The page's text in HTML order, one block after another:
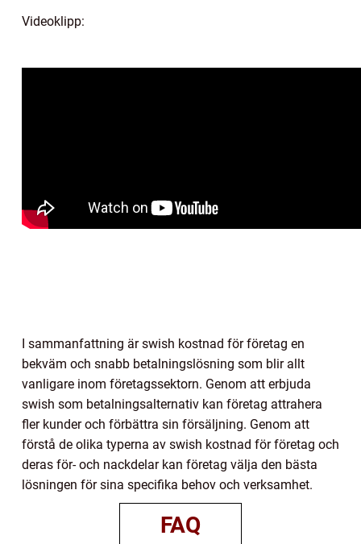
Videoklipp:
I sammanfattning är swish kostnad för företag en
bekväm och snabb betalningslösning som blir allt
vanligare inom företagssektorn. Genom att erbjuda
swish som betalningsalternativ kan företag attrahera
fler kunder och förbättra sin försäljning. Genom att
förstå de olika typerna av swish kostnad för företag och
deras för- och nackdelar kan företag välja den bästa
lösningen för sina specifika behov och verksamhet.
FAQ